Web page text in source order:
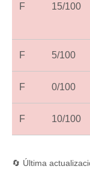
F 15/100
F 5/100
F 0/100
F 10/100
🔄 Última